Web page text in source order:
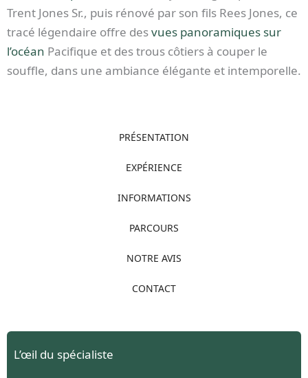
Trent Jones Sr., puis rénové par son fils Rees Jones, ce
tracé légendaire offre desvues panoramiques sur
l’océan Pacifique et des trous côtiers à couper le
souffle, dans une ambiance élégante et intemporelle.
PRÉSENTATION
EXPÉRIENCE
INFORMATIONS
PARCOURS
NOTRE AVIS
CONTACT
L’œil du spécialiste